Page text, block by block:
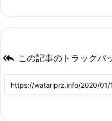
 この記事のトラックバ